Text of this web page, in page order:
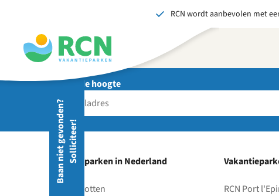
hoofdnavigatie
hoofdinhoud
voettekstinhoud
RCN wordt aanbevolen met
B
a
a
n
n
i
e
t
g
e
v
on
d
e
n
?
S
o
l
l
i
c
i
t
e
e
r!
Wij zijn
Blijf op de hoogte
Vakantieparken in Nederland
RCN de Potten
RCN Port